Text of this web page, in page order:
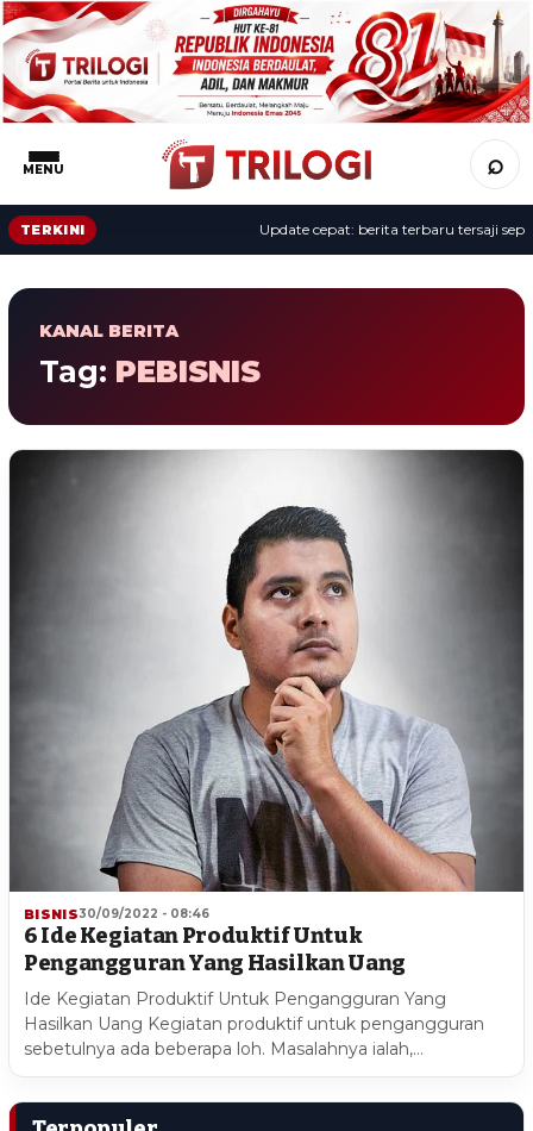
MENU ⌕
TERKINI Update cepat: berita terbaru tersaji
KANAL BERITA
Tag: PEBISNIS
BISNIS30/09/2022 - 08:46
6 Ide Kegiatan Produktif Untuk
Pengangguran Yang Hasilkan Uang
Ide Kegiatan Produktif Untuk Pengangguran Yang
Hasilkan Uang Kegiatan produktif untuk pengangguran
sebetulnya ada beberapa loh. Masalahnya ialah,…